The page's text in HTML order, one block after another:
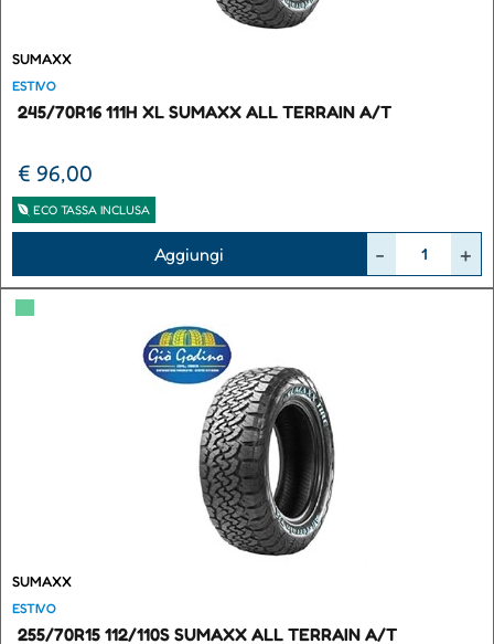
SUMAXX
ESTIVO
245/70R16 111H XL SUMAXX ALL TERRAIN A/T
€ 96,00
ECO TASSA INCLUSA
Aggiungi
▀
SUMAXX
ESTIVO
255/70R15 112/110S SUMAXX ALL TERRAIN A/T